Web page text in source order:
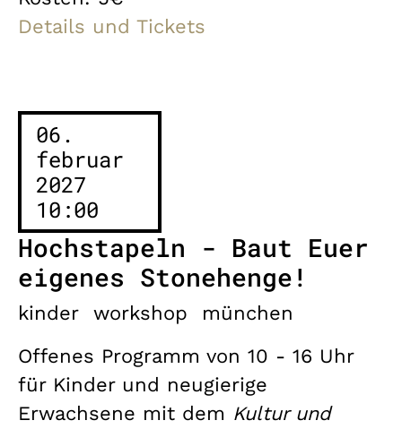
Details und Tickets
06.
februar
2027
10:00
Hochstapeln - Baut Euer
eigenes Stonehenge!
kinder workshop
münchen
Offenes Programm von 10 - 16 Uhr
für Kinder und neugierige
Erwachsene mit dem Kultur und